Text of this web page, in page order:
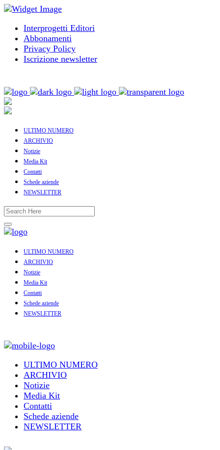
Interprogetti Editori
Abbonamenti
Privacy Policy
Iscrizione newsletter
ULTIMO NUMERO
ARCHIVIO
Notizie
Media Kit
Contatti
Schede aziende
NEWSLETTER
ULTIMO NUMERO
ARCHIVIO
Notizie
Media Kit
Contatti
Schede aziende
NEWSLETTER
ULTIMO NUMERO
ARCHIVIO
Notizie
Media Kit
Contatti
Schede aziende
NEWSLETTER